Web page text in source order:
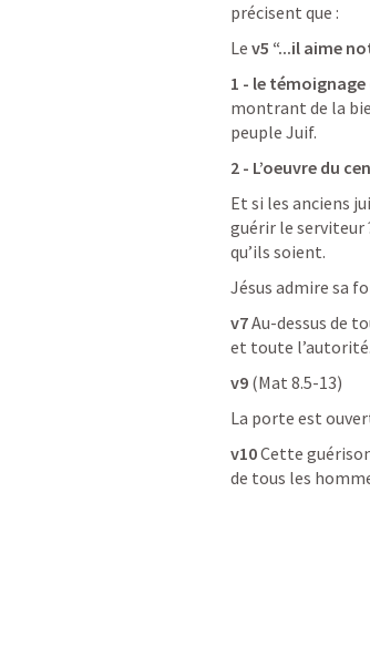
précisent que :
Le v5 “...il aime
1 - le
montrant de la
peuple Juif.
2 - L’oeuvre du
Et si les anciens
guérir le serviteur
qu’ils soient.
Jésus admire sa
v7 Au-dessus de
et toute l’autorité.
v9 (Mat 8.5-13)
La porte est
v10 Cette
de tous les